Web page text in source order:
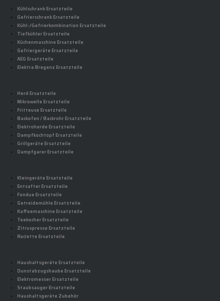
Kühlschrank Ersatzteile
Gefrierschrank Ersatzteile
Kühl-/Gefrierkombination Ersatzteile
Tiefkühler Ersatzteile
Küchenmaschine Ersatzteile
Gefriergeräte Ersatzteile
AEG Ersatzteile
Elektra Bregenz Ersatzteile
Herd Ersatzteile
Mikrowelle Ersatzteile
Fritteuse Ersatzteile
Backofen / Backrohr Ersatzteile
Elektroherde Ersatzteile
Dampfkochtopf Ersatzteile
Grillgeräte Ersatzteile
Dampfgarer Ersatzteile
Kleingeräte Ersatzteile
Entsafter Ersatzteile
Fondue Ersatzteile
Getreidemühle Ersatzteile
Kaffeemaschine Ersatzteile
Teekocher Ersatzteile
Zitruspresse Ersatzteile
Raclette Ersatzteile
Haushaltsgeräte Ersatzteile
Dunstabzugshaube Ersatzteile
Elektromesser Ersatzteile
Staubsauger Ersatzteile
Haushaltsgeräte Zubehör